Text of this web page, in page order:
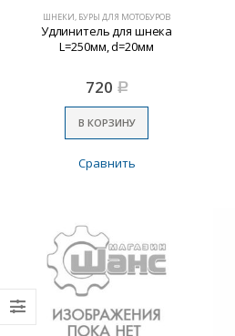
ШНЕКИ, БУРЫ ДЛЯ МОТОБУРОВ
Удлинитель для шнека
L=250мм, d=20мм
720 Р
В КОРЗИНУ
Сравнить